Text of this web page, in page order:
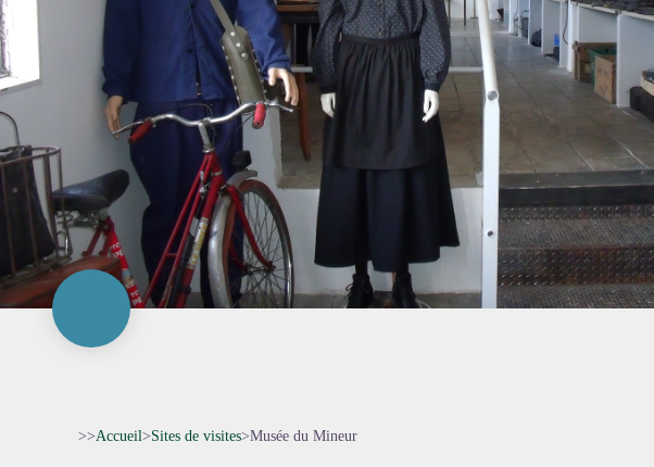
>>Accueil>Sites de visites>Musée du Mineur